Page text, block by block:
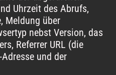
Uhrzeit des Abrufs,
Meldung über
nebst Version, das
Referrer URL (die
und der